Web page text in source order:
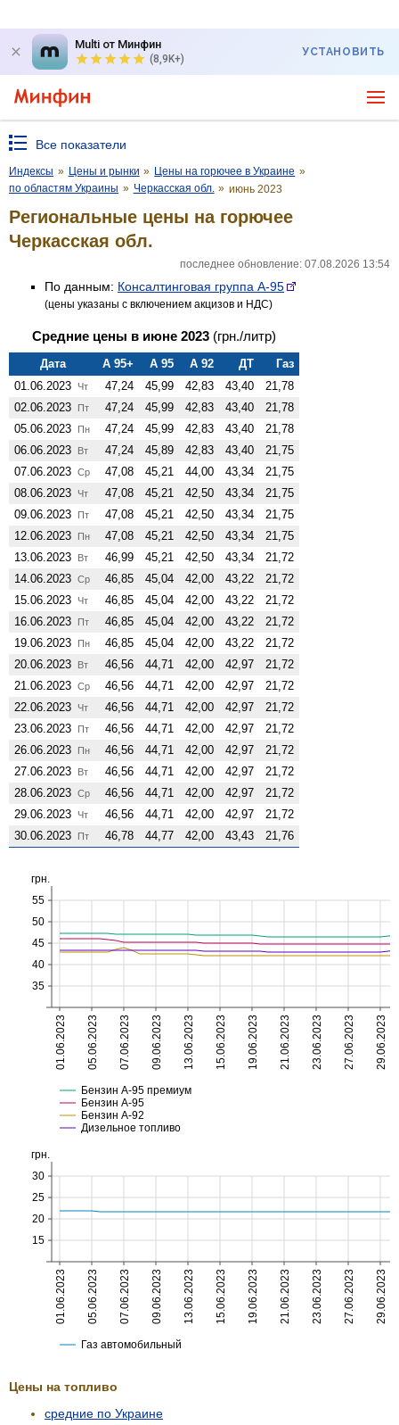
Multi от Минфин
(8,9K+)
УСТАНОВИТЬ
Все показатели
Индексы » Цены и рынки » Цены на горючее в Украине »
по областям Украины » Черкасская обл. » июнь 2023
Региональные цены на горючее
Черкасская обл.
последнее обновление: 07.08.2026 13:54
По данным: Консалтинговая группа А-95
(цены указаны с включением акцизов и НДС)
Средние цены в июне 2023 (грн./литр)
Дата А 95+ А 95 А 92 ДТ
Газ
01.06.2023
Чт 47,24 45,99 42,83 43,40
21,78
02.06.2023
Пт 47,24 45,99 42,83 43,40
21,78
05.06.2023
Пн 47,24 45,99 42,83 43,40
21,78
06.06.2023
Вт 47,24 45,89 42,83 43,40
21,75
07.06.2023 Ср 47,08 45,21 44,00 43,34
21,75
08.06.2023
Чт 47,08 45,21 42,50 43,34
21,75
09.06.2023
Пт 47,08 45,21 42,50 43,34
21,75
12.06.2023
Пн 47,08 45,21 42,50 43,34
21,75
13.06.2023
Вт 46,99 45,21 42,50 43,34
21,72
14.06.2023 Ср 46,85 45,04 42,00 43,22
21,72
15.06.2023
Чт 46,85 45,04 42,00 43,22
21,72
16.06.2023
Пт 46,85 45,04 42,00 43,22
21,72
19.06.2023
Пн 46,85 45,04 42,00 43,22
21,72
20.06.2023
Вт 46,56 44,71 42,00 42,97
21,72
21.06.2023 Ср 46,56 44,71 42,00 42,97
21,72
22.06.2023
Чт 46,56 44,71 42,00 42,97
21,72
23.06.2023
Пт 46,56 44,71 42,00 42,97
21,72
26.06.2023
Пн 46,56 44,71 42,00 42,97
21,72
27.06.2023
Вт 46,56 44,71 42,00 42,97
21,72
28.06.2023 Ср 46,56 44,71 42,00 42,97
21,72
29.06.2023
Чт 46,56 44,71 42,00 42,97
21,72
30.06.2023
Пт 46,78 44,77 42,00 43,43 21,76
Цены на топливо
средние по Украине